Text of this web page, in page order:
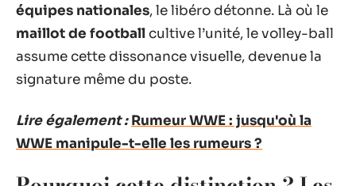
équipes nationales, le libéro détonne. Là où le
maillot de football cultive l’unité, le volley-ball
assume cette dissonance visuelle, devenue la
signature même du poste.
Lire également : Rumeur WWE : jusqu'où la
WWE manipule-t-elle les rumeurs ?